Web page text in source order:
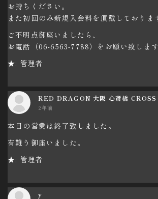
お持ちください。
また初回のみ新規入会料を頂戴しておりま
ご不明点御座いましたら、
お電話（06-6563-7788）をお願い致します
★: 管理者
RED DRAGON 大阪 心斎橋
2年前
本日の営業は終了致しました。
有難う御座いました。
★: 管理者
y